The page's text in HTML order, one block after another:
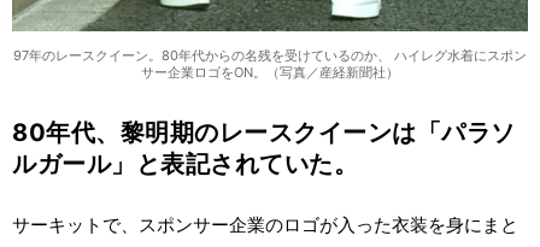
97年のレースクイーン。80年代からの名残を受けているのか、 ハイレグ水着にスポン
サー企業ロゴをON。（写真／産経新聞社）
80年代、黎明期のレースクイーンは「パラソ
ルガール」と表記されていた。
サーキットで、スポンサー企業のロゴが入った衣装を身にまと